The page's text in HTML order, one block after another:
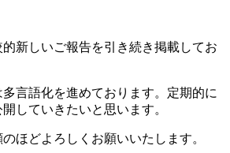
新しいご報告を引き続き掲載してお
言語化を進めております。定期的に
していきたいと思います。
ほどよろしくお願いいたします。